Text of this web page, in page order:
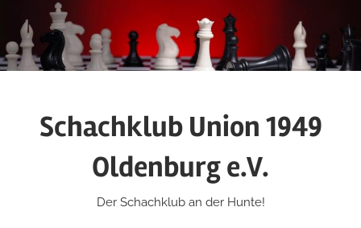
Inhalt
springen
Schachklub Union 1949
Oldenburg e.V.
Der Schachklub an der Hunte!